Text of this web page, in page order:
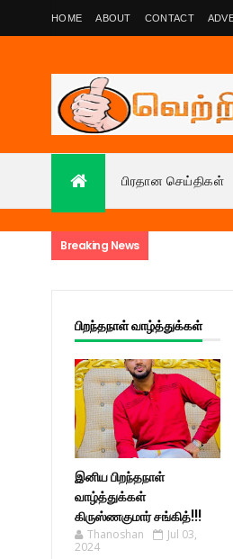
HOME ABOUT CONTACT
பிரதான செய்திகள்
Breaking News
பிறந்தநாள் வாழ்த்துக்கள்
இனிய பிறந்தநாள்
வாழ்த்துக்கள்
கிருஸ்ணகுமார் சங்கித்!!!
Thanoshan
Jul 03,
2024